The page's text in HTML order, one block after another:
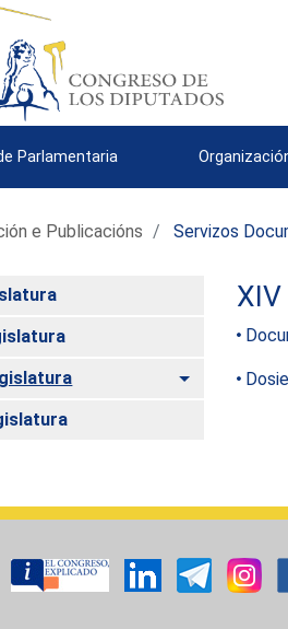
Parlamentaria
e Publicacións Servizos
Toggle
XIV